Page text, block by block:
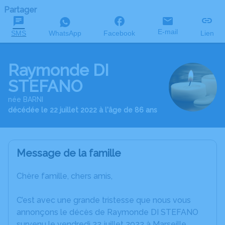
Partager
SMS WhatsApp Facebook E-mail Lien
Raymonde DI
STEFANO
née BARNI
décédée le 22 juillet 2022 à l'âge de 86 ans
Message de la famille
Chère famille, chers amis,
C’est avec une grande tristesse que nous vous
annonçons le décès de Raymonde DI STEFANO